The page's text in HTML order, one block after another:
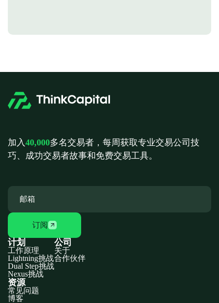
加入40,000多名交易者，每周获取专业交易公司技
巧、成功交易者故事和免费交易工具。
订阅
计划
工作原理
Lightning挑战
Dual Step挑战
Nexus挑战
公司
关于
合作伙伴
资源
常见问题
博客